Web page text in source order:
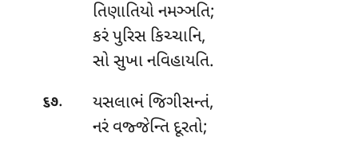
તિણાતિયો નમઞ્ઞતિ;
કરં પુરિસ કિચ્ચાનિ,
સો સુખા નવિહાયતિ.
૬૭.
યસલાભં જિગીસન્તં,
નરં વજ્જેન્તિ દૂરતો;